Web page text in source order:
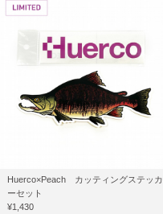
Huerco×Peach カッティングステッカ
ーセット
¥1,430